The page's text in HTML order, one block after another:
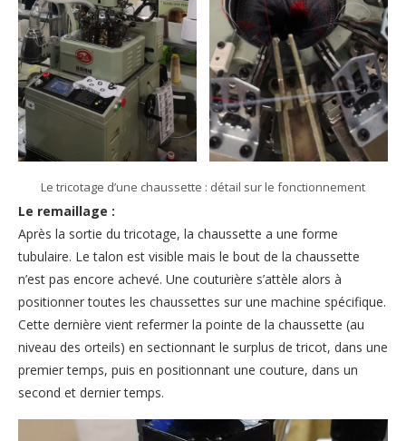
Le tricotage d’une chaussette : détail sur le fonctionnement
Le remaillage :
Après la sortie du tricotage, la chaussette a une forme
tubulaire. Le talon est visible mais le bout de la chaussette
n’est pas encore achevé. Une couturière s’attèle alors à
positionner toutes les chaussettes sur une machine spécifique.
Cette dernière vient refermer la pointe de la chaussette (au
niveau des orteils) en sectionnant le surplus de tricot, dans une
premier temps, puis en positionnant une couture, dans un
second et dernier temps.